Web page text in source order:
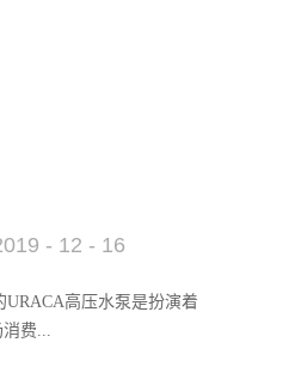
- 12 - 16
高压水泵是扮演着
费...